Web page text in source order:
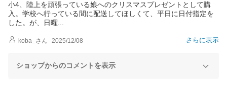
小4、陸上を頑張っている娘へのクリスマスプレゼントとして購
入。学校へ行っている間に配送してほしくて、平日に日付指定を
した。が、日曜
さらに表示
koba_ さん 2025/12/08
ショップからのコメントを表示